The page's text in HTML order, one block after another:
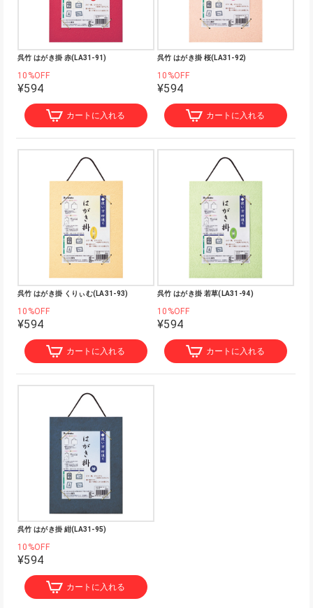
呉竹 はがき掛 赤(LA31-91)
10%OFF
¥594
カートに入れる
呉竹 はがき掛 桜(LA31-92)
10%OFF
¥594
カートに入れる
呉竹 はがき掛 くりぃむ(LA31-93)
10%OFF
¥594
カートに入れる
呉竹 はがき掛 若草(LA31-94)
10%OFF
¥594
カートに入れる
呉竹 はがき掛 紺(LA31-95)
10%OFF
¥594
カートに入れる